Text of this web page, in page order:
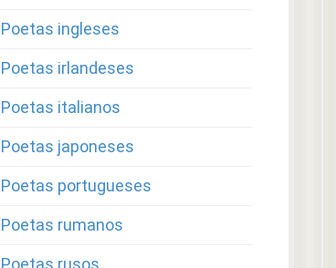
Poetas ingleses
Poetas irlandeses
Poetas italianos
Poetas japoneses
Poetas portugueses
Poetas rumanos
Poetas rusos